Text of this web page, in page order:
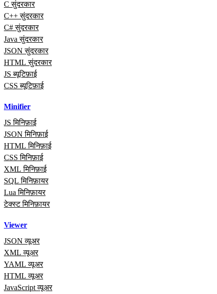
C सुंदरकार
C++ सुंदरकार
C# सुंदरकार
Java सुंदरकार
JSON सुंदरकार
HTML सुंदरकार
JS ब्यूटिफ़ाई
CSS ब्यूटिफ़ाई
Minifier
JS मिनिफ़ाई
JSON मिनिफ़ाई
HTML मिनिफ़ाई
CSS मिनिफ़ाई
XML मिनिफ़ाई
SQL मिनिफ़ायर
Lua मिनिफ़ायर
टेक्स्ट मिनिफ़ायर
Viewer
JSON व्यूअर
XML व्यूअर
YAML व्यूअर
HTML व्यूअर
JavaScript व्यूअर